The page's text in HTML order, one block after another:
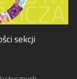
sekcji